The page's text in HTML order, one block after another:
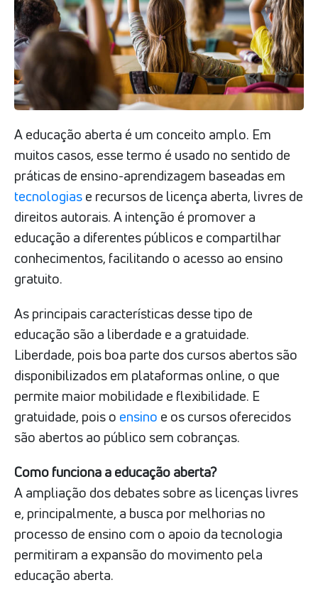
A educação aberta é um conceito amplo. Em
muitos casos, esse termo é usado no sentido de
práticas de ensino-aprendizagem baseadas em
tecnologiase recursos de licença aberta, livres de
direitos autorais. A intenção é promover a
educação a diferentes públicos e compartilhar
conhecimentos, facilitando o acesso ao ensino
gratuito.
As principais características desse tipo de
educação são a liberdade e a gratuidade.
Liberdade, pois boa parte dos cursos abertos são
disponibilizados em plataformas online, o que
permite maior mobilidade e flexibilidade. E
gratuidade, pois o ensino e os cursos oferecidos
são abertos ao público sem cobranças.
Como funciona a educação aberta?
A ampliação dos debates sobre as licenças livres
e, principalmente, a busca por melhorias no
processo de ensino com o apoio da tecnologia
permitiram a expansão do movimento pela
educação aberta.